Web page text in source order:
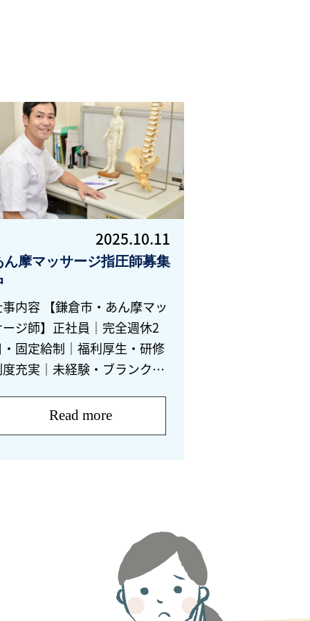
2025.10.11
ん摩マッサージ指圧師募集
内容 【鎌倉市・あん摩マッ
ジ師】正社員｜完全週休2
固定給制｜福利厚生・研修
充実｜未経験・ブランクあ
ージ 鎌倉施術所・湘南藤沢
所』で一緒に働く仲間を募
Read more